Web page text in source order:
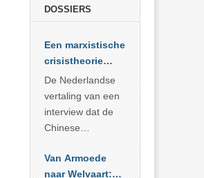
DOSSIERS
Een marxistische
crisistheorie
voor vandaag
De Nederlandse
vertaling van een
interview dat de
Chinese
Sociale
Wetenschappen
Van Armoede
naar Welvaart: